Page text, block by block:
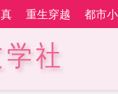
重生穿越 都市
社